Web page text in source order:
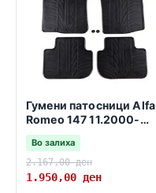
Гумени патосници Alfa
Romeo 147 11.2000-
03.2010
Во залиха
2.167,00ден
1.950,00 ден